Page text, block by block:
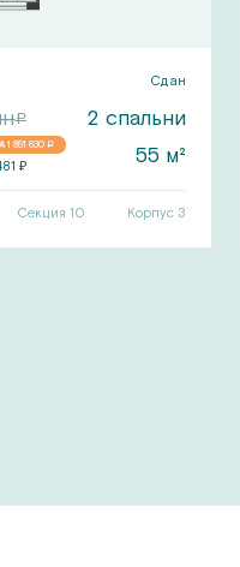
Сдан
a 2 спальни
1 851 630 a
₽ 55 м²
Секция 10 Корпус 3